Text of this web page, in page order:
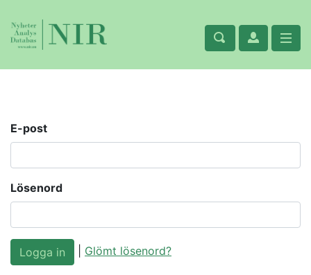
E-post
Lösenord
Glömt lösenord?